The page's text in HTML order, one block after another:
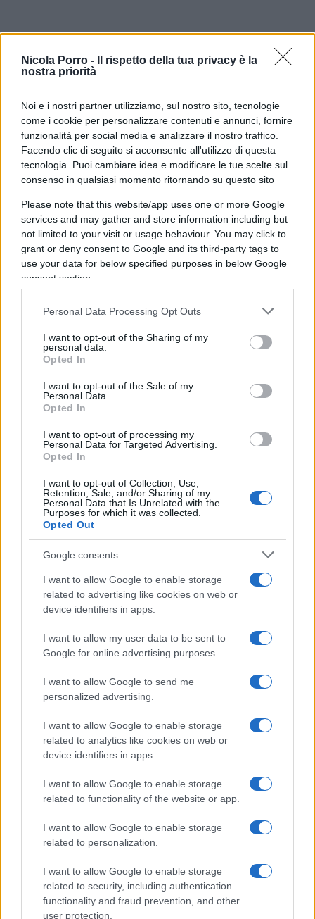
Nicola Porro -
Il rispetto della tua privacy è la
nostra priorità
Noi e i nostri partner utilizziamo, sul nostro sito, tecnologie
come i cookie per personalizzare contenuti e annunci, fornire
funzionalità per social media e analizzare il nostro traffico.
Facendo clic di seguito si acconsente all'utilizzo di questa
tecnologia. Puoi cambiare idea e modificare le tue scelte sul
consenso in qualsiasi momento ritornando su questo sito
Please note that this website/app uses one or more Google
services and may gather and store information including but
not limited to your visit or usage behaviour. You may click to
grant or deny consent to Google and its third-party tags to
use your data for below specified purposes in below Google
consent section.
Personal Data Processing Opt Outs
I want to opt-out of the Sharing of my
personal data.
Opted In
I want to opt-out of the Sale of my
Personal Data.
Opted In
I want to opt-out of processing my
Personal Data for Targeted Advertising.
Opted In
I want to opt-out of Collection, Use,
Retention, Sale, and/or Sharing of my
Personal Data that Is Unrelated with the
Purposes for which it was collected.
Opted Out
Google consents
I want to allow Google to enable storage
related to advertising like cookies on web or
device identifiers in apps.
I want to allow my user data to be sent to
Google for online advertising purposes.
I want to allow Google to send me
personalized advertising.
I want to allow Google to enable storage
related to analytics like cookies on web or
device identifiers in apps.
I want to allow Google to enable storage
related to functionality of the website or app.
I want to allow Google to enable storage
related to personalization.
I want to allow Google to enable storage
related to security, including authentication
functionality and fraud prevention, and other
user protection.
L’ISTAT ci dice che
i poveri assoluti nel 2019
sono oltre 4,6 milioni
Tuttavia, se analizziamo alcune spese e il
possesso di determinati beni scopriamo che non
è proprio così, anziquanto dichiarato al fisco è
in netta contraddizione con le spese e la
ricchezza degli italianiche potremmo invece
definire“una società di poveri benestanti” .
Gioco d’azzardo 110,54
Gioco d’azzardo irregolare (stima) oltre 20
miliardi
Spesa per sostanze stupefacenti/droga (3) 16,2
Alcool 9
Tabacco 18,3
Alimentazione fuori casa 83
Palestre 10
Telefonia 24
Consulto di maghi e fattucchiere 9
Prostituzione
Totale 275,5 (1)
milioni di abitanti presentano per il 2019 una
dichiarazione dei redditi positivasignifica che il
dichiara.
Eppure: L’Italia èal primo postoin Europa per
possesso di abitazioni, autoveicoli, telefoni, al
secondo per animali da compagnia dopo
l’Ungheria. Siamo primi per le macchinette da
gioco ubicate negli 85 mila esercizi commerciali.